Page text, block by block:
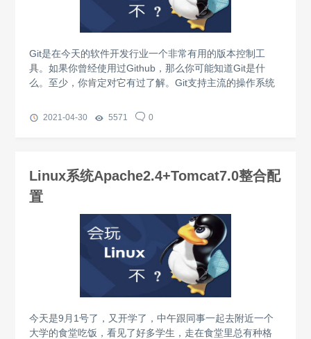
Git是在今天的软件开发行业一个非常有用的版本控制工
具。如果你曾经使用过Github，那么你可能知道Git是什
么。至少，你肯定对它有过了解。Git支持主流的操作系统
2021-04-30 5571 0
Linux系统Apache2.4+Tomcat7.0整合配
置
今天是9月1号了，又开学了，中午跟同事一起去附近一个
大学的食堂吃饭，看见了好多学生，走在食堂里总有种格